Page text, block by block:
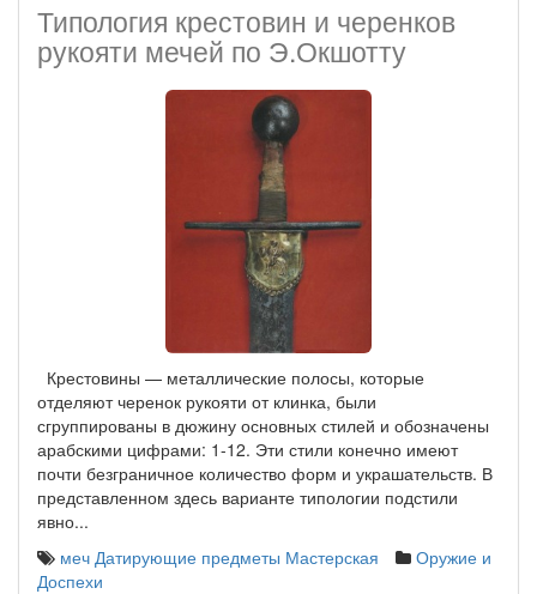
Типология крестовин и черенков
рукояти мечей по Э.Окшотту
Крестовины — металлические полосы, которые
отделяют черенок рукояти от клинка, были
сгруппированы в дюжину основных стилей и обозначены
арабскими цифрами: 1-12. Эти стили конечно имеют
почти безграничное количество форм и украшательств. В
представленном здесь варианте типологии подстили
явно...
меч Датирующие предметы Мастерская
Оружие и
Доспехи